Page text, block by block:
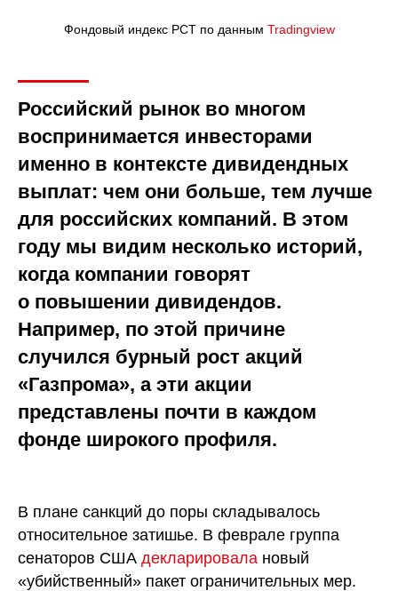
Фондовый индекс PCT по данным Tradingview
Российский рынок во многом
воспринимается инвесторами
именно в контексте дивидендных
выплат: чем они больше, тем лучше
для российских компаний. В этом
году мы видим несколько историй,
когда компании говорят
о повышении дивидендов.
Например, по этой причине
случился бурный рост акций
«Газпрома», а эти акции
представлены почти в каждом
фонде широкого профиля.
В плане санкций до поры складывалось
относительное затишье. В феврале группа
сенаторов США декларировала новый
«убийственный» пакет ограничительных мер.